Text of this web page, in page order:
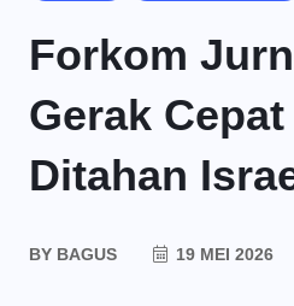
Forkom
Gerak
Ditahan
BY BAGUS 19 MEI 2026